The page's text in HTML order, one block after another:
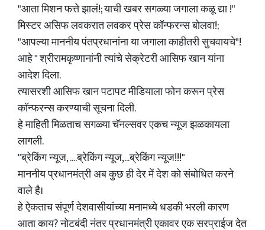
"आता मिशन फत्ते झालं!; याची खबर सगळ्या जगाला कळू द्या !"
मिस्टर असिफ लवकरात लवकर प्रेस कॉन्फरन्स बोलवा!;
"आपल्या माननीय पंतप्रधानांना या जगाला काहीतरी सुचवायचे"!
आहे " श्रीरामकृष्णानांनी त्यांचे सेक्रेटरी आसिफ खान यांना
आदेश दिला.
त्यासरशी आसिफ खान पटापट मीडियाला फोन करून प्रेस
कॉन्फरन्स करण्याची सूचना दिली.
हे माहिती मिळताच सगळ्या चॅनल्सवर एकच न्यूज झळकायला
लागली.
"ब्रेकिंग न्यूज, ....ब्रेकिंग न्यूज,...ब्रेकिंग न्यूज!!!"
माननीय प्रधानमंत्री अब कुछ ही देर में देश को संबोधित करने
वाले है।
हे ऐकताच संपूर्ण देशवासीयांच्या मनामध्ये धडकी भरली कारण
आता काय? नोटबंदी नंतर प्रधानमंत्री एकावर एक सरप्राईज देत